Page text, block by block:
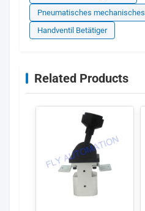
Pneumatisches mechanisches
Handventil Betätiger
Related Products